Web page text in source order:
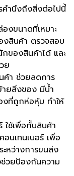
ำนึงถึงสิ่งต่อไปนี้
งขนาดที่เหมาะ
สินค้า ตรวจสอบ
ของสินค้าได้ และ
ย
ค้า ช่วยลดการ
ายสิ่งของ มีน้ำ
งที่ถูกห่อหุ้ม ทำให้
ใช้เพื่อกั้นสินค้า
อนเทนเนอร์ เพื่อ
หว่างการขนส่ง
วยป้องกันความ